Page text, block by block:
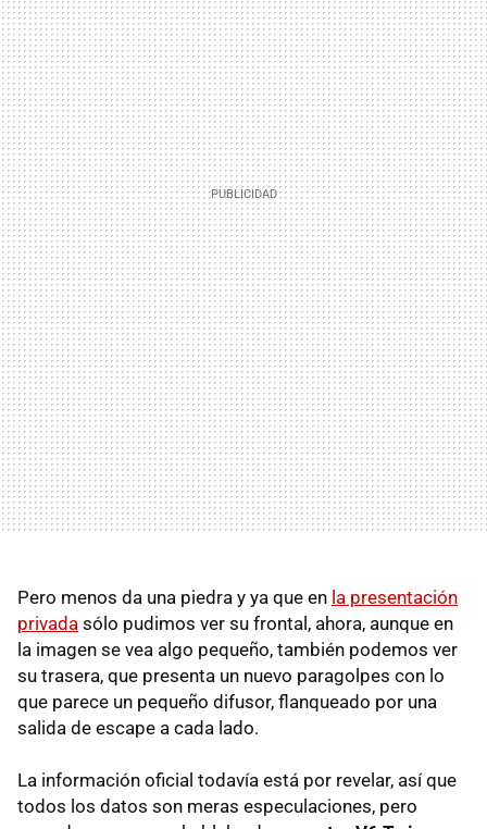
Pero menos da una piedra y ya que en la presentación
privada sólo pudimos ver su frontal, ahora, aunque en
la imagen se vea algo pequeño, también podemos ver
su trasera, que presenta un nuevo paragolpes con lo
que parece un pequeño difusor, flanqueado por una
salida de escape a cada lado.
La información oficial todavía está por revelar, así que
todos los datos son meras especulaciones, pero